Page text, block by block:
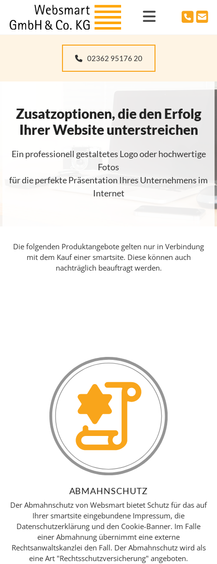
Zum Inhalt springen
02362 95176 20
Zusatzoptionen, die den Erfolg
Ihrer Website unterstreichen
Ein professionell gestaltetes Logo oder hochwertige
Fotos
für die perfekte Präsentation Ihres Unternehmens im
Internet
Die folgenden Produktangebote gelten nur in Verbindung
mit dem Kauf einer smartsite. Diese können auch
nachträglich beauftragt werden.
ABMAHNSCHUTZ
Der Abmahnschutz von Websmart bietet Schutz für das auf
Ihrer smartsite eingebundene Impressum, die
Datenschutzerklärung und den Cookie-Banner. Im Falle
einer Abmahnung übernimmt eine externe
Rechtsanwaltskanzlei den Fall. Der Abmahnschutz wird als
eine Art "Rechtsschutzversicherung" angeboten.